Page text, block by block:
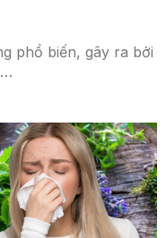
phổ biến, gây ra bởi